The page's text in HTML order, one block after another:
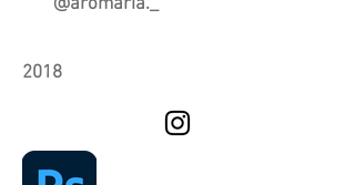
@aromaria._
2018